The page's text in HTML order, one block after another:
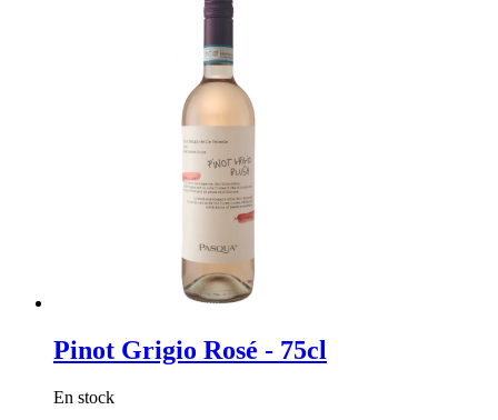
Pinot Grigio Rosé - 75cl
En stock